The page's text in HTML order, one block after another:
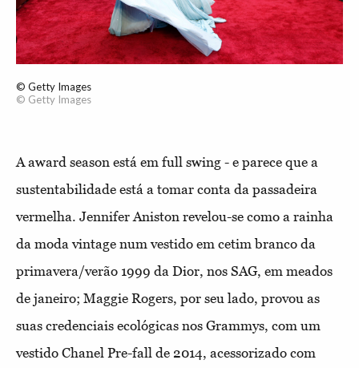
© Getty Images
© Getty Images
A award season está em full swing - e parece que a
sustentabilidade está a tomar conta da passadeira
vermelha. Jennifer Aniston revelou-se como a rainha
da moda vintage num vestido em cetim branco da
primavera/verão 1999 da Dior, nos SAG, em meados
de janeiro; Maggie Rogers, por seu lado, provou as
suas credenciais ecológicas nos Grammys, com um
vestido Chanel Pre-fall de 2014, acessorizado com